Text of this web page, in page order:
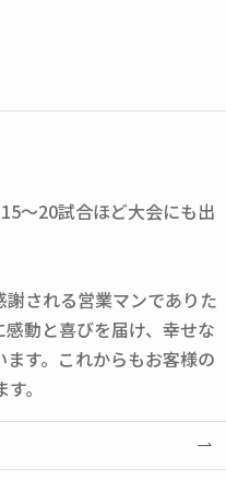
～20試合ほど大会にも出
される営業マンでありた
動と喜びを届け、幸せな
す。これからもお客様の
。